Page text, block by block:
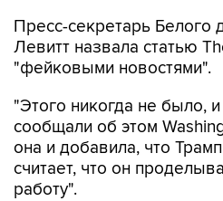
Пресс-секретарь Белого
Левитт назвала статью
"фейковыми новостями".
"Этого никогда не было,
сообщали об этом
она и добавила, что
считает, что он
работу".